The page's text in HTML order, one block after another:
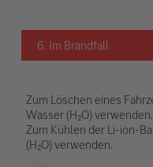
6. Im Brandfall
Zum Löschen eines
Wasser (H₂O) verwenden.
Zum Kühlen der Li-ion-
(H₂O) verwenden.